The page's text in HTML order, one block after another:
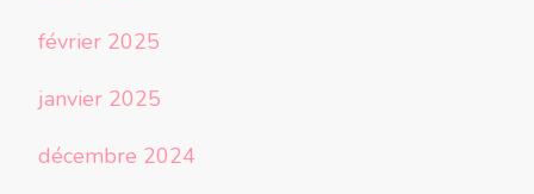
février 2025
janvier 2025
décembre 2024